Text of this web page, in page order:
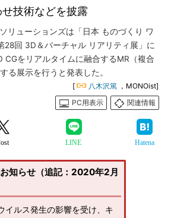
技術などを披露
リューションズは「日本 ものづくり ワ
28回 3D＆バーチャル リアリティ展」に
CGをリアルタイムに融合するMR（複合
る展示を行うと発表した。
[ 八木沢篤 ，MONOist]
PC用表示
関連情報
LINE Hatena
知らせ（追記：2020年2月
イルス発生の影響を受け、キ